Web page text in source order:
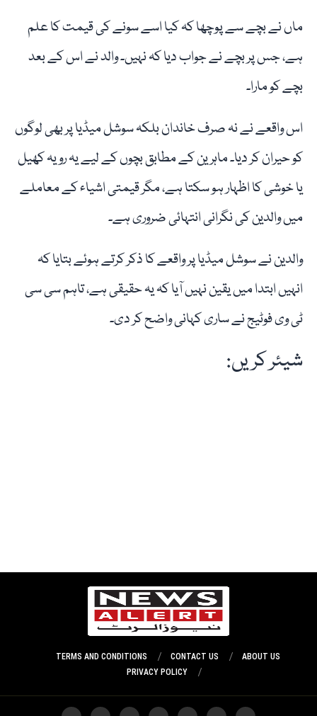
ماں نے بچے سے پوچھا کہ کیا اسے سونے کی قیمت کا علم
ہے، جس پر بچے نے جواب دیا کہ نہیں۔ والد نے اس کے بعد
بچے کو مارا۔
اس واقعے نے نہ صرف خاندان بلکہ سوشل میڈیا پر بھی لوگوں
کو حیران کر دیا۔ ماہرین کے مطابق بچوں کے لیے یہ رویہ کھیل
یا خوشی کا اظہار ہو سکتا ہے، مگر قیمتی اشیاء کے معاملے
میں والدین کی نگرانی انتہائی ضروری ہے۔
والدین نے سوشل میڈیا پر واقعے کا ذکر کرتے ہوئے بتایا کہ
انہیں ابتدا میں یقین نہیں آیا کہ یہ حقیقی ہے، تاہم سی سی
ٹی وی فوٹیج نے ساری کہانی واضح کر دی۔
شیئر کریں:
ABOUT US
CONTACT US
TERMS AND CONDITIONS
PRIVACY POLICY